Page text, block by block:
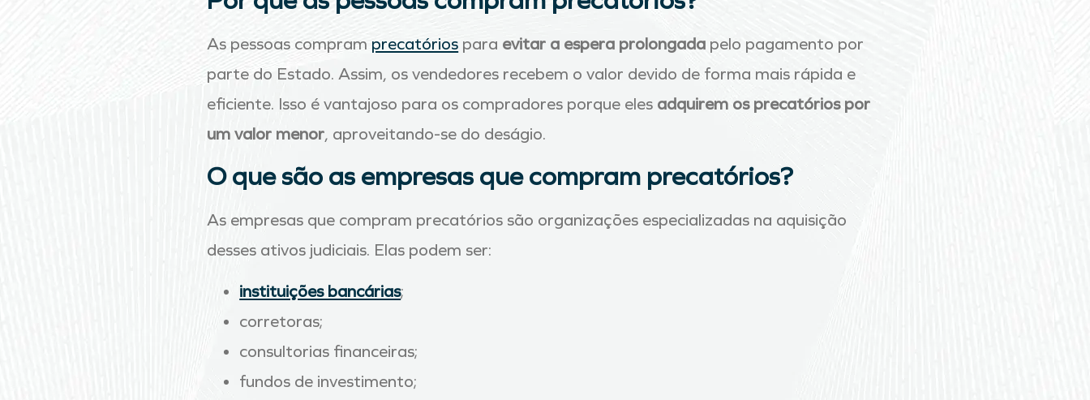
As pessoas compram precatórios para evitar a espera prolongada pelo pagamento por
parte do Estado. Assim, os vendedores recebem o valor devido de forma mais rápida e
eficiente. Isso é vantajoso para os compradores porque eles adquirem os precatórios por
um valor menor, aproveitando-se do deságio.
O que são as empresas que compram precatórios?
As empresas que compram precatórios são organizações especializadas na aquisição
desses ativos judiciais. Elas podem ser:
instituições bancárias;
corretoras;
consultorias financeiras;
fundos de investimento;